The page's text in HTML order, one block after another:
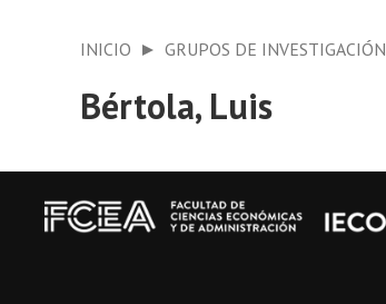
INICIO GRUPOS DE INVESTIGACIÓN
Bértola, Luis